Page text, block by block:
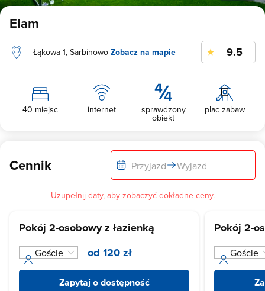
Elam
Łąkowa 1, Sarbinowo Zobacz na mapie 9.5
40 miejsc internet sprawdzony
obiekt
plac zabaw
Cennik Przyjazd Wyjazd
Uzupełnij daty, aby zobaczyć dokładne ceny.
Pokój 2-osobowy z łazienką
od 120 zł
Zapytaj o dostępność
Pokój 2-